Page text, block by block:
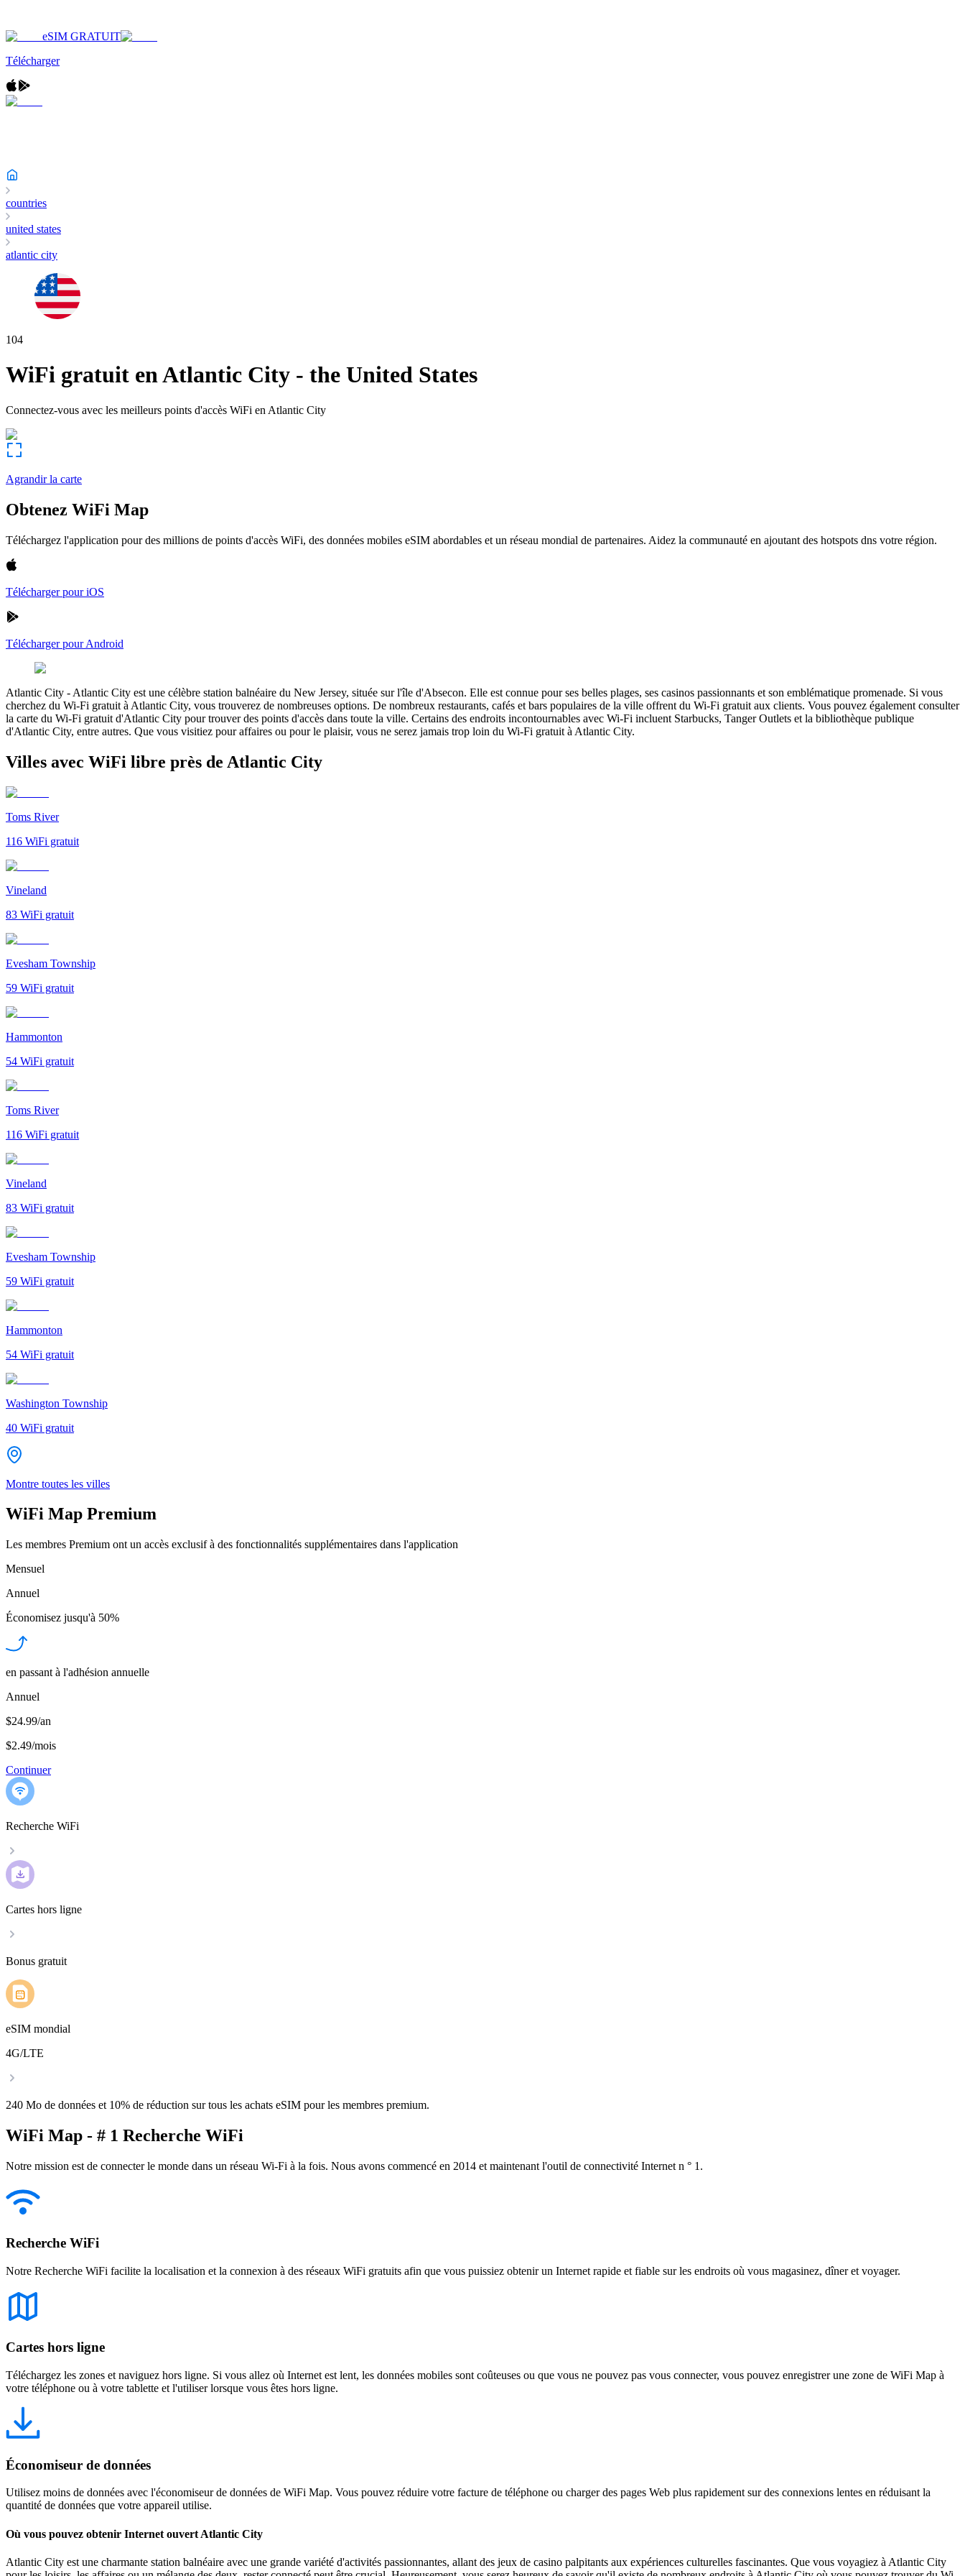
eSIM GRATUIT
Télécharger
countries
united states
atlantic city
104
WiFi gratuit enAtlantic City - the United States
Connectez-vous avec les meilleurs points d'accès WiFi en Atlantic City
Agrandir la carte
Obtenez WiFi Map
Téléchargez l'application pour des millions de points d'accès WiFi, des données mobiles eSIM abordables et un réseau mondial de partenaires. Aidez la communauté en ajoutant des hotspots dns votre région.
Télécharger pour iOS
Télécharger pour Android
Atlantic City - Atlantic City est une célèbre station balnéaire du New Jersey, située sur l'île d'Absecon. Elle est connue pour ses belles plages, ses casinos passionnants et son emblématique promenade. Si vous
cherchez du Wi-Fi gratuit à Atlantic City, vous trouverez de nombreuses options. De nombreux restaurants, cafés et bars populaires de la ville offrent du Wi-Fi gratuit aux clients. Vous pouvez également consulter
la carte du Wi-Fi gratuit d'Atlantic City pour trouver des points d'accès dans toute la ville. Certains des endroits incontournables avec Wi-Fi incluent Starbucks, Tanger Outlets et la bibliothèque publique
d'Atlantic City, entre autres. Que vous visitiez pour affaires ou pour le plaisir, vous ne serez jamais trop loin du Wi-Fi gratuit à Atlantic City.
Villes avec WiFi libre près de Atlantic City
Toms River
116 WiFi gratuit
Vineland
83 WiFi gratuit
Evesham Township
59 WiFi gratuit
Hammonton
54 WiFi gratuit
Toms River
116 WiFi gratuit
Vineland
83 WiFi gratuit
Evesham Township
59 WiFi gratuit
Hammonton
54 WiFi gratuit
Washington Township
40 WiFi gratuit
Montre toutes les villes
WiFi Map Premium
Les membres Premium ont un accès exclusif à des fonctionnalités supplémentaires dans l'application
Mensuel
Annuel
Économisez jusqu'à 50%
en passant à l'adhésion annuelle
Annuel
$24.99/an
$2.49/mois
Continuer
Recherche WiFi
Cartes hors ligne
Bonus gratuit
eSIM mondial
4G/LTE
240 Mo de données et 10% de réduction sur tous les achats eSIM pour les membres premium.
WiFi Map - # 1 Recherche WiFi
Notre mission est de connecter le monde dans un réseau Wi-Fi à la fois. Nous avons commencé en 2014 et maintenant l'outil de connectivité Internet n ° 1.
Recherche WiFi
Notre Recherche WiFi facilite la localisation et la connexion à des réseaux WiFi gratuits afin que vous puissiez obtenir un Internet rapide et fiable sur les endroits où vous magasinez, dîner et voyager.
Cartes hors ligne
Téléchargez les zones et naviguez hors ligne. Si vous allez où Internet est lent, les données mobiles sont coûteuses ou que vous ne pouvez pas vous connecter, vous pouvez enregistrer une zone de WiFi Map à
votre téléphone ou à votre tablette et l'utiliser lorsque vous êtes hors ligne.
Économiseur de données
Utilisez moins de données avec l'économiseur de données de WiFi Map. Vous pouvez réduire votre facture de téléphone ou charger des pages Web plus rapidement sur des connexions lentes en réduisant la
quantité de données que votre appareil utilise.
Où vous pouvez obtenir Internet ouvert Atlantic City
Atlantic City est une charmante station balnéaire avec une grande variété d'activités passionnantes, allant des jeux de casino palpitants aux expériences culturelles fascinantes. Que vous voyagiez à Atlantic City